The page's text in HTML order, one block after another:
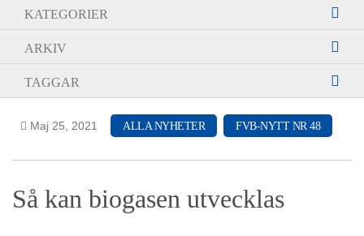
KATEGORIER
ARKIV
TAGGAR
Maj 25, 2021 ALLA NYHETER FVB-NYTT NR 48
Så kan biogasen utvecklas